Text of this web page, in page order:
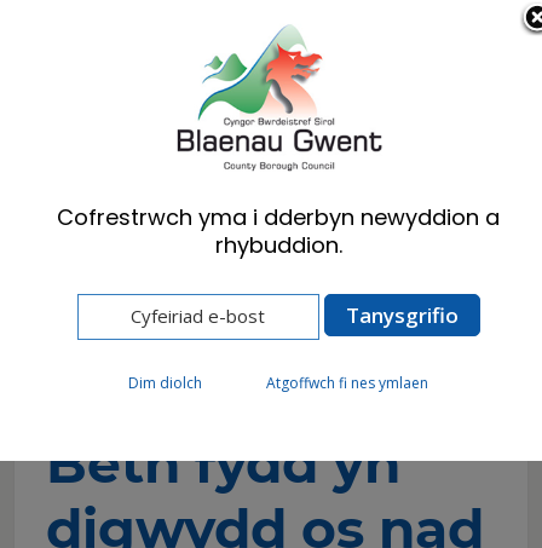
Cymraeg English
Preswylwyr
Gwastraff ac Ailgylchu
Beth fydd yn digwydd os nad ydych yn
ailgylchu?
Beth fydd yn
digwydd os nad
Cofrestrwch yma i dderbyn newyddion a
rhybuddion.
Dim diolch Atgoffwch fi nes ymlaen